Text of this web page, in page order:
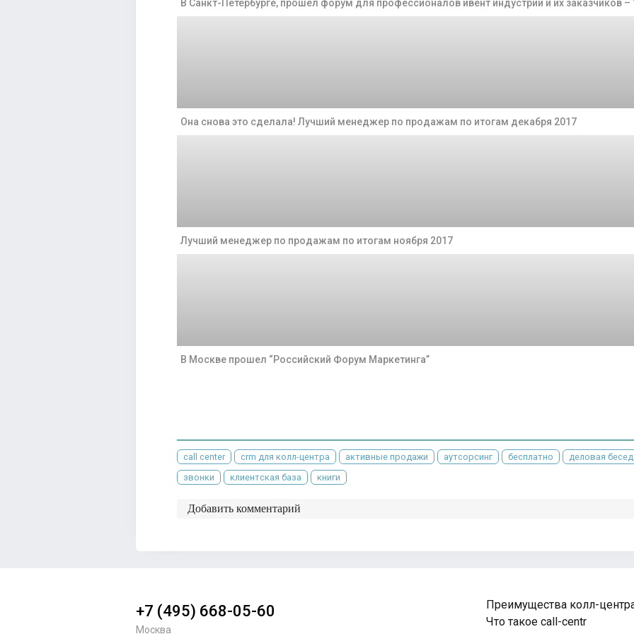
В Санкт-Петербурге, прошел форум для профессионалов ивент индустрии и их заказчиков –
Она снова это сделала! Лучший менеджер по продажам по итогам декабря 2017
Лучший менеджер по продажам по итогам ноября 2017
В Москве прошел “Российский Форум Маркетинга”
call center crm для колл-центра активные продажи аутсорсинг бесплатно деловая
звонки
клиентская база книги
Добавить комментарий
+7 (495) 668-05-60
Москва
Преимущества колл-
Что такое call-centr